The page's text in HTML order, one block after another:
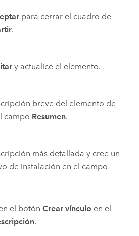
para cerrar el cuadro de
.
y actualice el elemento.
breve del elemento de
campo Resumen.
más detallada y cree un
de instalación en el campo
el botónCrear vínculo en el
.